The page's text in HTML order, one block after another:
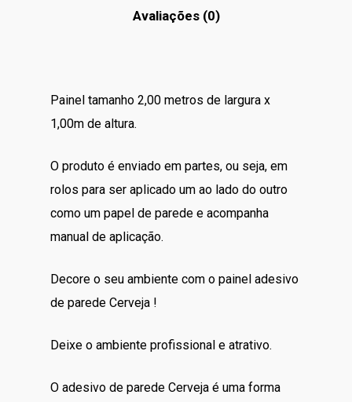
Avaliações (0)
Painel tamanho 2,00 metros de largura x
1,00m de altura.
O produto é enviado em partes, ou seja, em
rolos para ser aplicado um ao lado do outro
como um papel de parede e acompanha
manual de aplicação.
Decore o seu ambiente com o painel adesivo
de parede Cerveja !
Deixe o ambiente profissional e atrativo.
O adesivo de parede Cerveja é uma forma